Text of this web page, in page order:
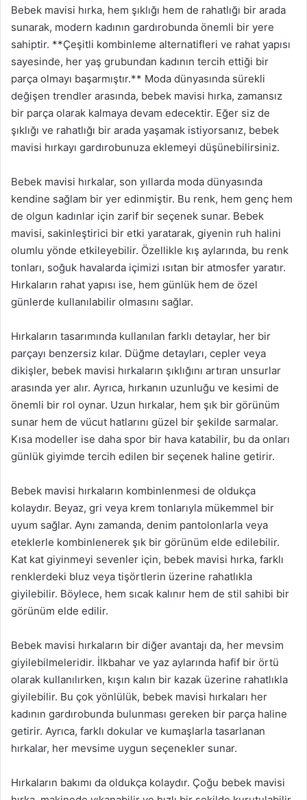
Bebek mavisi hırka, hem şıklığı hem de rahatlığı bir arada
sunarak, modern kadının gardırobunda önemli bir yere
sahiptir. **Çeşitli kombinleme alternatifleri ve rahat yapısı
sayesinde, her yaş grubundan kadının tercih ettiği bir
parça olmayı başarmıştır.** Moda dünyasında sürekli
değişen trendler arasında, bebek mavisi hırka, zamansız
bir parça olarak kalmaya devam edecektir. Eğer siz de
şıklığı ve rahatlığı bir arada yaşamak istiyorsanız, bebek
mavisi hırkayı gardırobunuza eklemeyi düşünebilirsiniz.
Bebek mavisi hırkalar, son yıllarda moda dünyasında
kendine sağlam bir yer edinmiştir. Bu renk, hem genç hem
de olgun kadınlar için zarif bir seçenek sunar. Bebek
mavisi, sakinleştirici bir etki yaratarak, giyenin ruh halini
olumlu yönde etkileyebilir. Özellikle kış aylarında, bu renk
tonları, soğuk havalarda içimizi ısıtan bir atmosfer yaratır.
Hırkaların rahat yapısı ise, hem günlük hem de özel
günlerde kullanılabilir olmasını sağlar.
Hırkaların tasarımında kullanılan farklı detaylar, her bir
parçayı benzersiz kılar. Düğme detayları, cepler veya
dikişler, bebek mavisi hırkaların şıklığını artıran unsurlar
arasında yer alır. Ayrıca, hırkanın uzunluğu ve kesimi de
önemli bir rol oynar. Uzun hırkalar, hem şık bir görünüm
sunar hem de vücut hatlarını güzel bir şekilde sarmalar.
Kısa modeller ise daha spor bir hava katabilir, bu da onları
günlük giyimde tercih edilen bir seçenek haline getirir.
Bebek mavisi hırkaların kombinlenmesi de oldukça
kolaydır. Beyaz, gri veya krem tonlarıyla mükemmel bir
uyum sağlar. Aynı zamanda, denim pantolonlarla veya
eteklerle kombinlenerek şık bir görünüm elde edilebilir.
Kat kat giyinmeyi sevenler için, bebek mavisi hırka, farklı
renklerdeki bluz veya tişörtlerin üzerine rahatlıkla
giyilebilir. Böylece, hem sıcak kalınır hem de stil sahibi bir
görünüm elde edilir.
Bebek mavisi hırkaların bir diğer avantajı da, her mevsim
giyilebilmeleridir. İlkbahar ve yaz aylarında hafif bir örtü
olarak kullanılırken, kışın kalın bir kazak üzerine rahatlıkla
giyilebilir. Bu çok yönlülük, bebek mavisi hırkaları her
kadının gardırobunda bulunması gereken bir parça haline
getirir. Ayrıca, farklı dokular ve kumaşlarla tasarlanan
hırkalar, her mevsime uygun seçenekler sunar.
Hırkaların bakımı da oldukça kolaydır. Çoğu bebek mavisi